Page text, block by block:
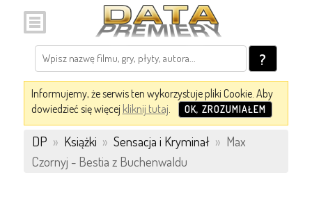
?
Informujemy, że serwis ten wykorzystuje pliki Cookie. Aby
dowiedzieć się więcej kliknij tutaj. OK, ZROZUMIAŁEM
DP » Książki » Sensacja i Kryminał » Max
Czornyj - Bestia z Buchenwaldu